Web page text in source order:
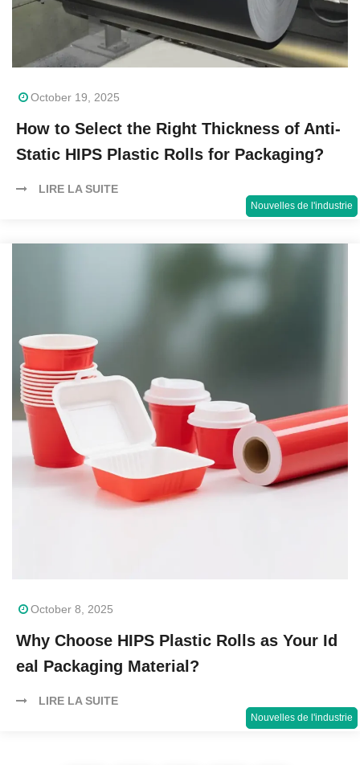
October 19, 2025
How to Select the Right Thickness of Anti-
Static HIPS Plastic Rolls for Packaging?
LIRE LA SUITE
Nouvelles de l'industrie
October 8, 2025
Why Choose HIPS Plastic Rolls as Your Id
eal Packaging Material?
LIRE LA SUITE
Nouvelles de l'industrie